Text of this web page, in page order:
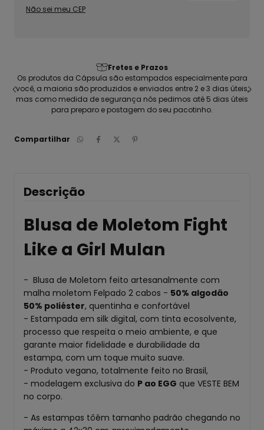
Não sei meu CEP
Fretes e Prazos
Os produtos da Cápsula são estampados especialmente para
você, a maioria são produzidos e enviados entre 2 e 3 dias úteis,
mas como medida de segurança nós pedimos até 5 dias úteis
para preparo e postagem do seu pacotinho.
Compartilhar
Descrição
Blusa de Moletom Fight
Like a Girl Mulan
- Blusa de Moletom feito artesanalmente com
malha moletom Felpado 2 cabos - 50% algodão
50% poliéster, quentinha e confortável
- Estampada em silk digital, com tinta ecosolvente,
processo que respeita o meio ambiente, e que
garante maior fidelidade e durabilidade da
estampa, com um toque muito suave.
- Produto vegano, totalmente feito no Brasil,
- modelagem exclusiva do P ao EGG que VESTE BEM
no corpo.
- As estampas tôêm tamanho padrão chegando no